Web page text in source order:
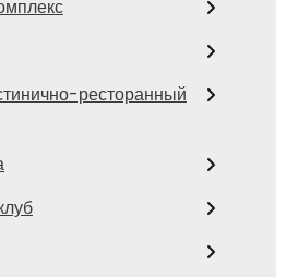
ресторанный